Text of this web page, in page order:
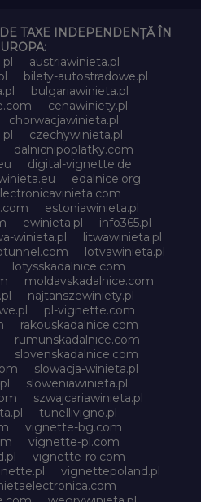
TAXE INDEPENDENȚĂ ÎN
austriawinieta.pl
bilety-autostradowe.pl
bulgariawinieta.pl
cenawiniety.pl
chorwacjawinieta.pl
czechywinieta.pl
dalnicnipoplatky.com
digital-vignette.de
edalnice.org
estoniawinieta.pl
ewinieta.pl
info365.pl
winieta.pl
litwawinieta.pl
lotvawinieta.pl
lotysskadalnice.com
moldavskadalnice.com
najtanszewiniety.pl
pl-vignette.com
rakouskadalnice.com
rumunskadalnice.com
slovenskadalnice.com
slowacja-winieta.pl
sloweniawinieta.pl
szwajcariawinieta.pl
tunellivigno.pl
vignette-bg.com
vignette-pl.com
vignette-ro.com
vignettepoland.pl